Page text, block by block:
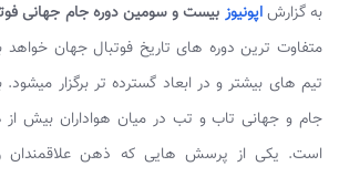
به گزارشاپونیوز بیست و سومین دوره جام جهانی
متفاوت ترین دوره های تاریخ فوتبال جهان خواهد
تیم های بیشتر و در ابعاد گسترده تر برگزار
جام و جهانی تاب و تب در میان هواداران بیش از
است. یکی از پرسش هایی که ذهن علاقمندان